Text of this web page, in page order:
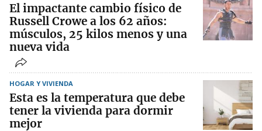
El impactante cambio físico de
Russell Crowe a los 62 años:
músculos, 25 kilos menos y una
nueva vida
HOGAR Y VIVIENDA
Esta es la temperatura que debe
tener la vivienda para dormir
mejor